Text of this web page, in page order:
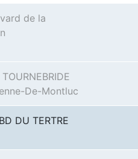
de la
De-Montluc
DU TERTRE